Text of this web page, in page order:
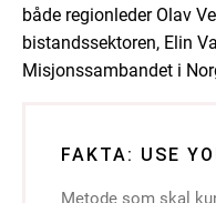
både regionleder Olav
bistandssektoren, Elin
Misjonssambandet i
FAKTA: USE